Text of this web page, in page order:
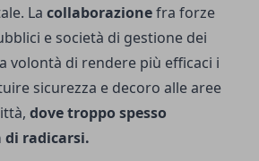
La collaborazionefra forze
e società di gestione dei
volontà di rendere più efficaci i
sicurezza e decoro alle aree
dove troppo spesso
di radicarsi.